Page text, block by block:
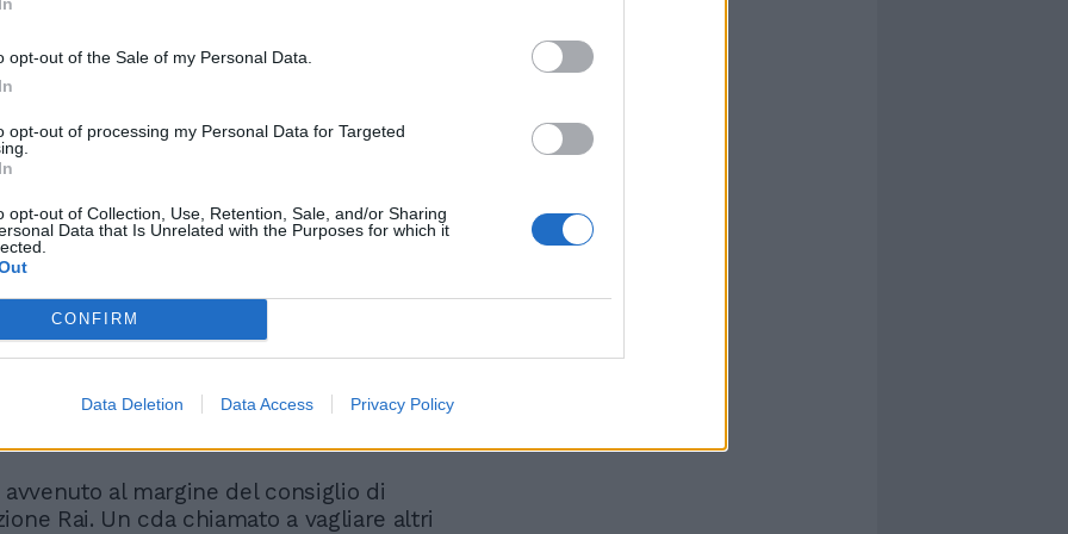
opt-out of the Sale of my Personal Data.
opt-out of processing my Personal Data for Targeted
opt-out of Collection, Use, Retention, Sale, and/or Sharing
Data that Is Unrelated with the Purposes for which it
CONFIRM
Data Deletion Data Access Privacy Policy
dunque, come in molti auspicavano
uno dei maggiori sostenitori del
della presenza su Milano della
Povia positivo al Covid.
Sanremo
avvenuto al margine del consiglio di
Rai. Un cda chiamato a vagliare altri